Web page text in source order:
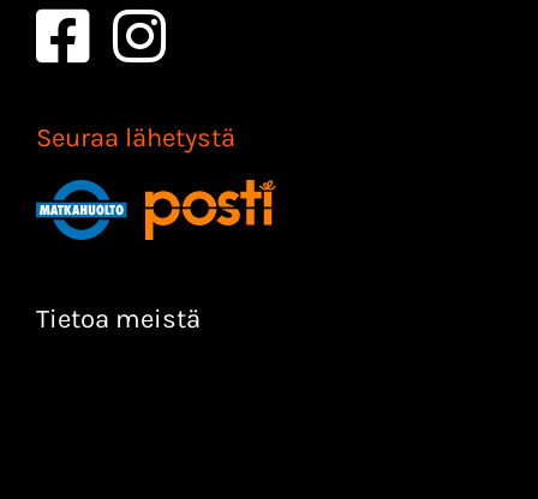
Seuraa lähetystä
Tietoa meistä